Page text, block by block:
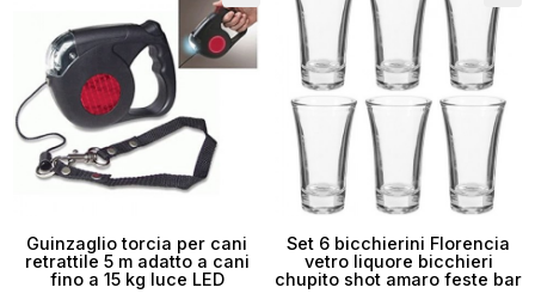
Guinzaglio torcia per cani
retrattile 5 m adatto a cani
fino a 15 kg luce LED
Set 6 bicchierini Florencia
vetro liquore bicchieri
chupito shot amaro feste bar